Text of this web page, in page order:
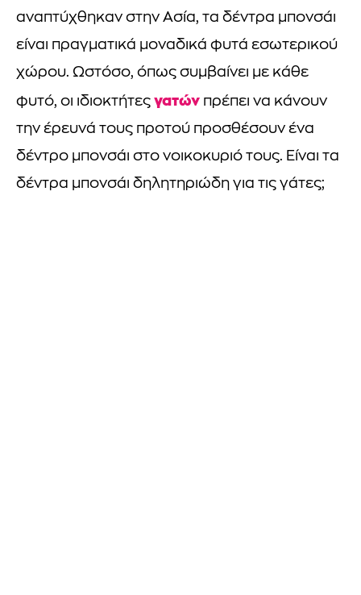
αναπτύχθηκαν στην Ασία, τα δέντρα μπονσάι
είναι πραγματικά μοναδικά φυτά εσωτερικού
χώρου. Ωστόσο, όπως συμβαίνει με κάθε
φυτό, οι ιδιοκτήτες γατών πρέπει να κάνουν
την έρευνά τους προτού προσθέσουν ένα
δέντρο μπονσάι στο νοικοκυριό τους. Είναι τα
δέντρα μπονσάι δηλητηριώδη για τις γάτες;